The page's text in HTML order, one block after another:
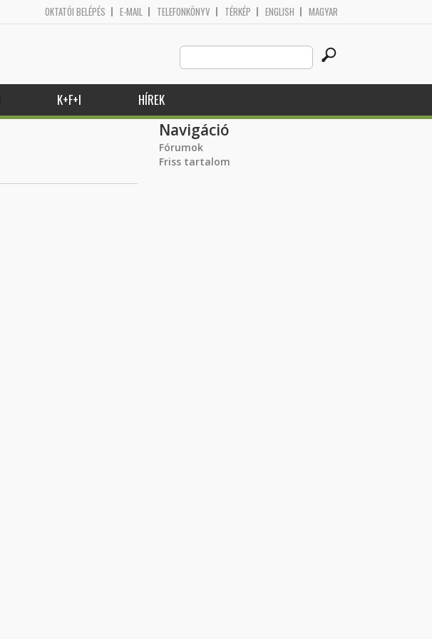
OKTATÓI BELÉPÉS E-MAIL TELEFONKÖNYV TÉRKÉP ENGLISH MAGYAR
Search
this
site
K+F+I HÍREK
Navigáció
Fórumok
Friss tartalom